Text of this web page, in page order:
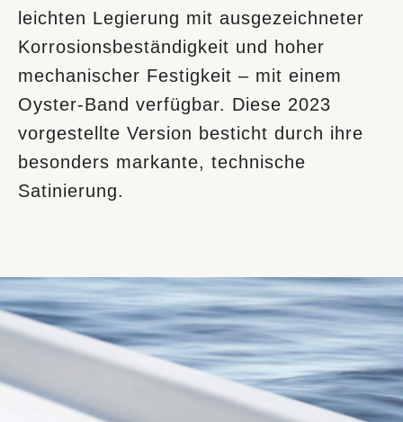
leichten Legierung mit ausgezeichneter
Korrosionsbeständigkeit und hoher
mechanischer Festigkeit – mit einem
Oyster-Band verfügbar. Diese 2023
vorgestellte Version besticht durch ihre
besonders markante, technische
Satinierung.